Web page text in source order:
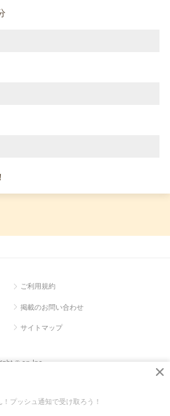
プッシュ通知で受け取ろう！
ご利用規約
掲載のお問い合わせ
サイトマップ
© en Inc.